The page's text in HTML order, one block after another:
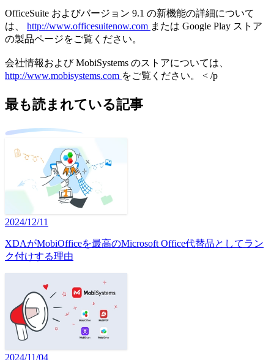
OfficeSuite およびバージョン 9.1 の新機能の詳細について
は、 http://www.officesuitenow.com または Google Play ストア
の製品ページをご覧ください。
会社情報および MobiSystems のストアについては、
http://www.mobisystems.com をご覧ください。 < /p
最も読まれている記事
2024/12/11
XDAがMobiOfficeを最高のMicrosoft Office代替品としてラン
ク付けする理由
2024/11/04